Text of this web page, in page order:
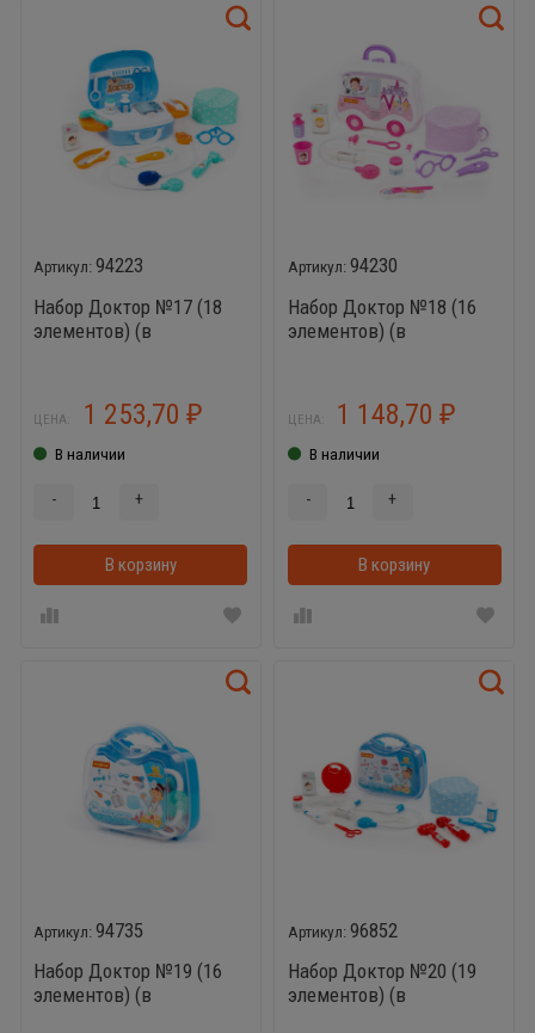
94223
Набор Доктор №17 (18
элементов) (в
ЦЕНА: 1 253,70 ₽
В наличии
- +
В корзину В корзинке
94230
Набор Доктор №18 (16
элементов) (в
ЦЕНА: 1 148,70₽
В наличии
- +
В корзину
94735
Набор Доктор №19 (16
элементов) (в
96852
Набор Доктор №20 (19
элементов) (в